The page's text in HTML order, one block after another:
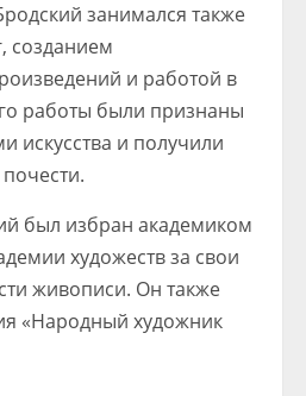
занимался также
созданием
и работой в
работы были признаны
искусства и получили
был избран академиком
художеств за свои
живописи. Он также
«Народный художник